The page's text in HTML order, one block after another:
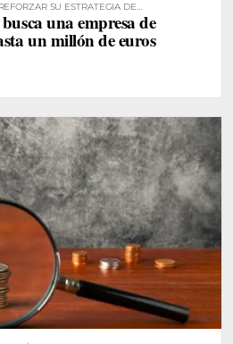
SU ESTRATEGIA DE
una empresa de
un millón de euros